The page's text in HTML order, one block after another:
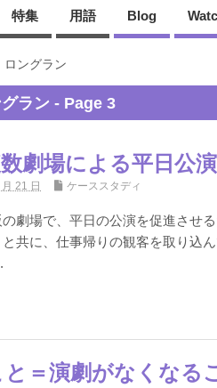
特集 用語 Blog
ロングラン
ラン - Page 3
劇場による平日公
21 日 ケーススタディ
劇場で、平日の公演を促進させ
共に、仕事帰りの観客を取り込
＝演劇がなくなる